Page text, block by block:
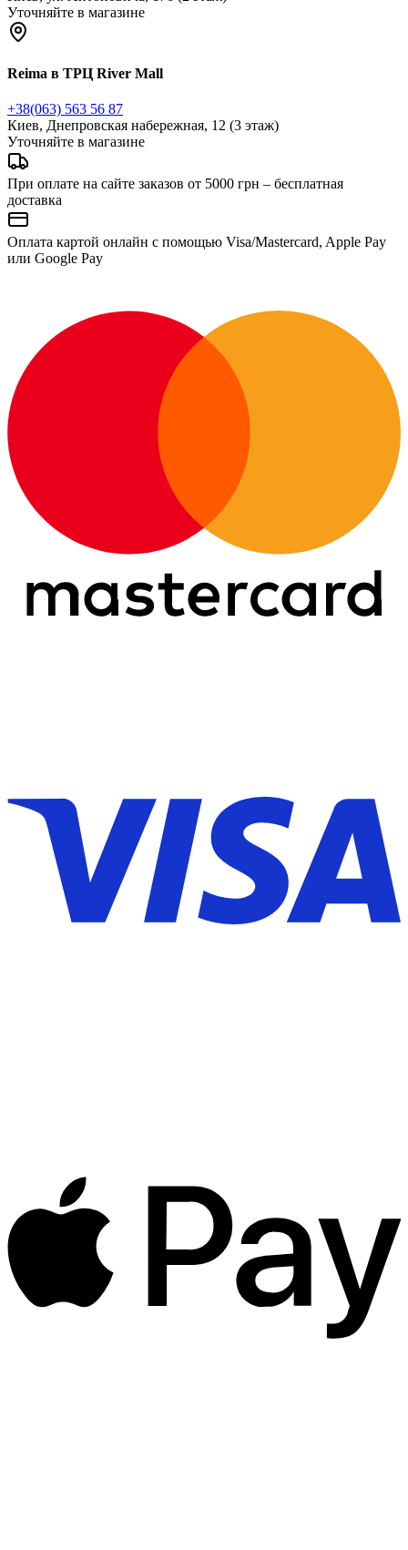
Уточняйте в магазине
Reima в ТРЦ River Mall
+38(063) 563 56 87
Киев, Днепровская набережная, 12 (3 этаж)
Уточняйте в магазине
При оплате на сайте заказов от 5000 грн – бесплатная
доставка
Оплата картой онлайн с помощью Visa/Mastercard, Apple Pay
или Google Pay